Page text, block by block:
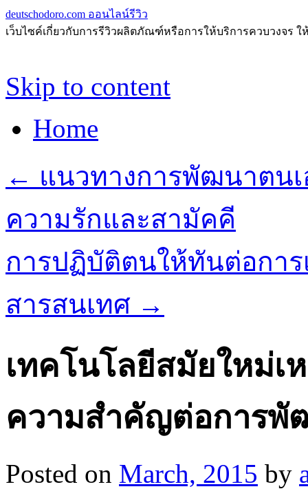
deutschodoro.com ออนไลน์รีวิว
เว็บไซค์เกี่ยวกับการรีวิวผลิตภัณฑ์หรือการให้บริการควบวงจร
Skip to content
Home
← แนวทางการพัฒนาตน
ความรักและสามัคคี
การปฏิบัติตนให้ทันต่อการ
สารสนเทศ →
เทคโนโลยีสมัยใหม่เ
ความสำคัญต่อการพั
Posted on March, 2015 by